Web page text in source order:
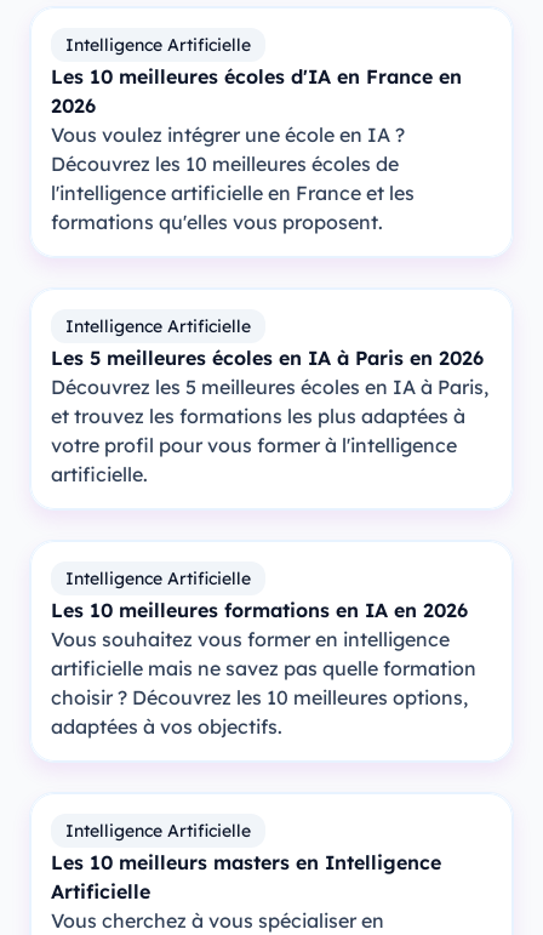
Intelligence Artificielle
Les 10 meilleures écoles d'IA en France en
2026
Vous voulez intégrer une école en IA ?
Découvrez les 10 meilleures écoles de
l'intelligence artificielle en France et les
formations qu'elles vous proposent.
Intelligence Artificielle
Les 5 meilleures écoles en IA à Paris en 2026
Découvrez les 5 meilleures écoles en IA à Paris,
et trouvez les formations les plus adaptées à
votre profil pour vous former à l'intelligence
artificielle.
Intelligence Artificielle
Les 10 meilleures formations en IA en 2026
Vous souhaitez vous former en intelligence
artificielle mais ne savez pas quelle formation
choisir ? Découvrez les 10 meilleures options,
adaptées à vos objectifs.
Intelligence Artificielle
Les 10 meilleurs masters en Intelligence
Artificielle
Vous cherchez à vous spécialiser en